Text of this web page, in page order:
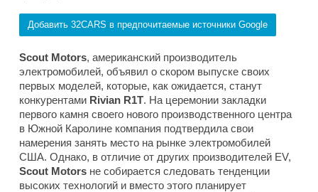
Добавить 32CARS в предпочитаемые источники Google
Scout Motors, американский производитель
электромобилей, объявил о скором выпуске своих
первых моделей, которые, как ожидается, станут
конкурентами Rivian R1T. На церемонии закладки
первого камня своего нового производственного центра
в Южной Каролине компания подтвердила свои
намерения занять место на рынке электромобилей
США. Однако, в отличие от других производителей EV,
Scout Motors не собирается следовать тенденции
высоких технологий и вместо этого планирует